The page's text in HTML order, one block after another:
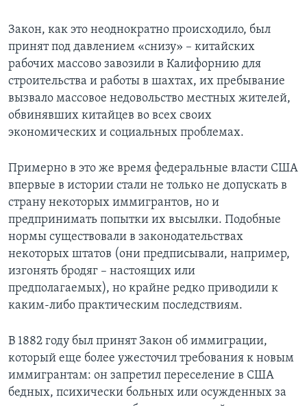
Закон, как это неоднократно происходило, был
принят под давлением «снизу» – китайских
рабочих массово завозили в Калифорнию для
строительства и работы в шахтах, их пребывание
вызвало массовое недовольство местных жителей,
обвинявших китайцев во всех своих
экономических и социальных проблемах.
Примерно в это же время федеральные власти США
впервые в истории стали не только не допускать в
страну некоторых иммигрантов, но и
предпринимать попытки их высылки. Подобные
нормы существовали в законодательствах
некоторых штатов (они предписывали, например,
изгонять бродяг – настоящих или
предполагаемых), но крайне редко приводили к
каким-либо практическим последствиям.
В 1882 году был принят Закон об иммиграции,
который еще более ужесточил требования к новым
иммигрантам: он запретил переселение в США
бедных, психически больных или осужденных за